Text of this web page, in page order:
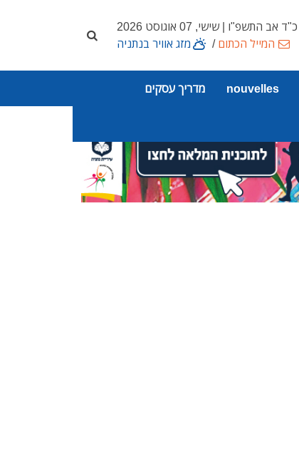
כ"ד אב התשפ"ו | שישי, 07 אוגוסט 2026
המייל הכתום/ מזג אוויר בנתניה
nouvelles מדריך עסקים